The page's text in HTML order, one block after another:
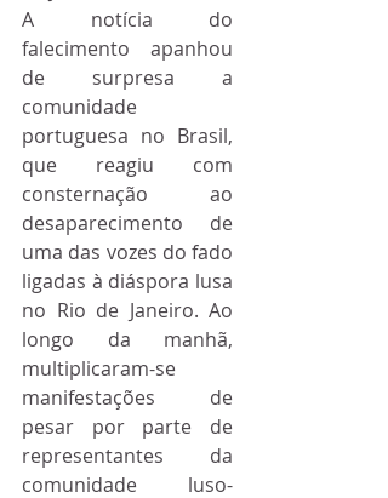
A notícia do
falecimento apanhou
de surpresa a
comunidade
portuguesa no Brasil,
que reagiu com
consternação ao
desaparecimento de
uma das vozes do fado
ligadas à diáspora lusa
no Rio de Janeiro. Ao
longo da manhã,
multiplicaram-se
manifestações de
pesar por parte de
representantes da
comunidade luso-